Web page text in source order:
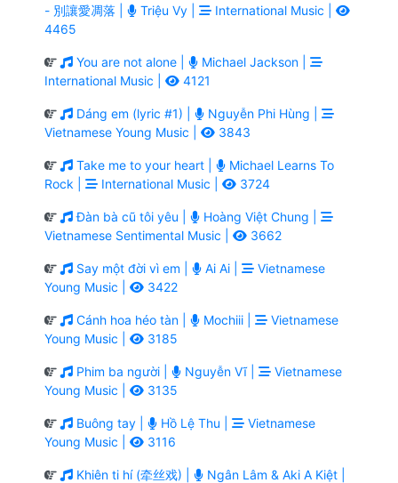
- 別讓愛凋落 |
Triệu Vy |
International Music |
4465
You are not alone |
Michael Jackson |
International Music |
4121
Dáng em (lyric #1) |
Nguyễn Phi Hùng |
Vietnamese Young Music |
3843
Take me to your heart |
Michael Learns To
Rock |
International Music | 3724
Đàn bà cũ tôi yêu |
Hoàng Việt Chung |
Vietnamese Sentimental Music |
3662
Say một đời vì em | Ai Ai |
Vietnamese
Young Music |
3422
Cánh hoa héo tàn | Mochiii |
Vietnamese
Young Music |
3185
Phim ba người | Nguyễn Vĩ |
Vietnamese
Young Music |
3135
Buông tay | Hồ Lệ Thu |
Vietnamese
Young Music |
3116
Khiên ti hí (牵丝戏) |
Ngân Lâm & Aki A Kiệt |